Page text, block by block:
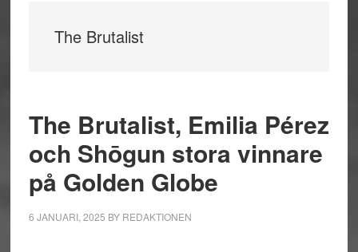
The Brutalist
The Brutalist, Emilia Pérez
och Shōgun stora vinnare
på Golden Globe
6 JANUARI, 2025 BY REDAKTIONEN